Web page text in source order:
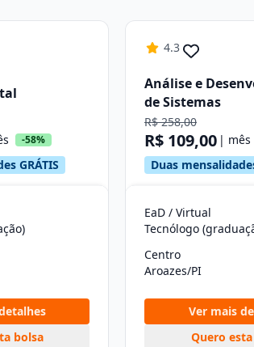
-58%
GRÁTIS
bolsa
4.3
Análise e
de Sistemas
R$ 258,00
R$ 109,00 | mês
Duas
EaD / Virtual
Tecnólogo
Centro
Aroazes/PI
Ver mais
Quero